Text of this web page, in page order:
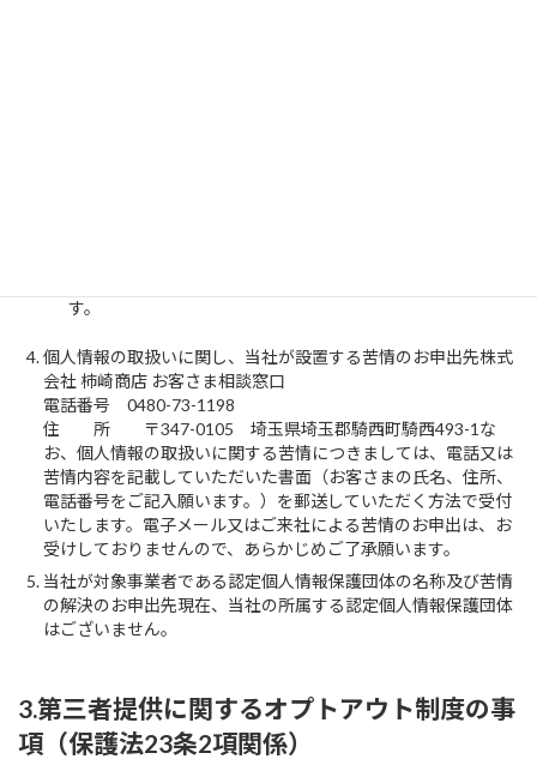
す。
個人情報の取扱いに関し、当社が設置する苦情のお申出先株式
会社 柿崎商店 お客さま相談窓口
電話番号 0480-73-1198
住 所 〒347-0105 埼玉県埼玉郡騎西町騎西493-1な
お、個人情報の取扱いに関する苦情につきましては、電話又は
苦情内容を記載していただいた書面（お客さまの氏名、住所、
電話番号をご記入願います。）を郵送していただく方法で受付
いたします。電子メール又はご来社による苦情のお申出は、お
受けしておりませんので、あらかじめご了承願います。
当社が対象事業者である認定個人情報保護団体の名称及び苦情
の解決のお申出先現在、当社の所属する認定個人情報保護団体
はございません。
3.第三者提供に関するオプトアウト制度の事
項（保護法23条2項関係）